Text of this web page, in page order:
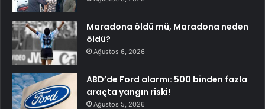
Maradona öldü mü, Maradona neden
öldü?
Ağustos 6, 2026
ABD’de Ford alarmı: 500 binden fazla
araçta yangın riski!
Ağustos 5, 2026